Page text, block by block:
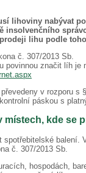
lihoviny nabývat
lihu podle
č. 307/2013 Sb.
povinnou značit líh je
v rozporu
páskou s
kde se
balení.
č. 307/2013 Sb.
hospodách,